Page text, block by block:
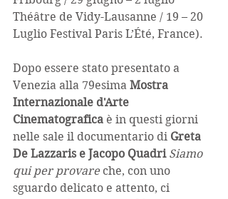
Théâtre de Vidy-Lausanne / 19 – 20
Luglio Festival Paris L’Été, France).
Dopo essere stato presentato a
Venezia alla 79esima Mostra
Internazionale d'Arte
Cinematografica è in questi giorni
nelle sale il documentario di Greta
De Lazzaris e Jacopo Quadri Siamo
qui per provare che, con uno
sguardo delicato e attento, ci